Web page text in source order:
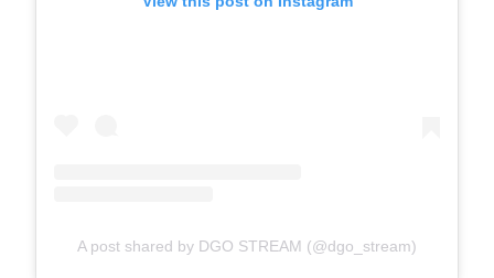
A post shared by DGO STREAM (@dgo_stream)